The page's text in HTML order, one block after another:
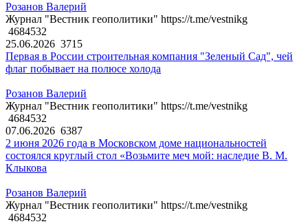
Розанов Валерий
Журнал "Вестник геополитики" https://t.me/vestnikg
4684532
25.06.2026 3715
Первая в России строительная компания "Зеленый Сад", чей
флаг побывает на полюсе холода
Розанов Валерий
Журнал "Вестник геополитики" https://t.me/vestnikg
4684532
07.06.2026 6387
2 июня 2026 года в Московском доме национальностей
состоялся круглый стол «Возьмите меч мой: наследие В. М.
Клыкова
Розанов Валерий
Журнал "Вестник геополитики" https://t.me/vestnikg
4684532